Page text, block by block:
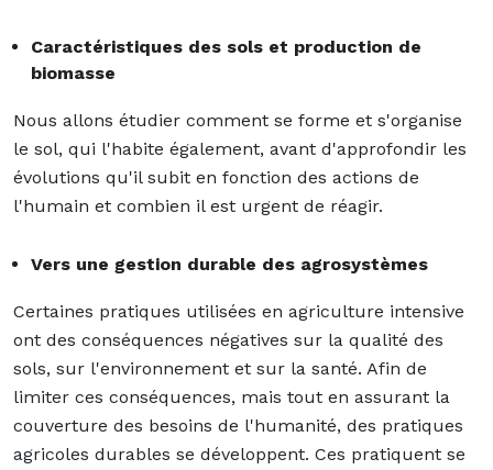
Caractéristiques des sols et production de
biomasse
Nous allons étudier comment se forme et s'organise
le sol, qui l'habite également, avant d'approfondir les
évolutions qu'il subit en fonction des actions de
l'humain et combien il est urgent de réagir.
Vers une gestion durable des agrosystèmes
Certaines pratiques utilisées en agriculture intensive
ont des conséquences négatives sur la qualité des
sols, sur l'environnement et sur la santé. Afin de
limiter ces conséquences, mais tout en assurant la
couverture des besoins de l'humanité, des pratiques
agricoles durables se développent. Ces pratiquent se